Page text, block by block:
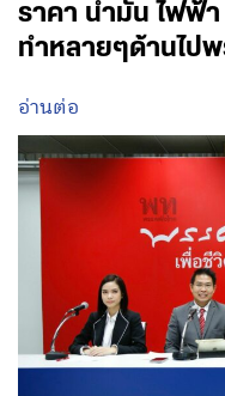
ราคา น้ำมัน ไฟฟ้า
ทำหลายๆด้านไป
อ่านต่อ